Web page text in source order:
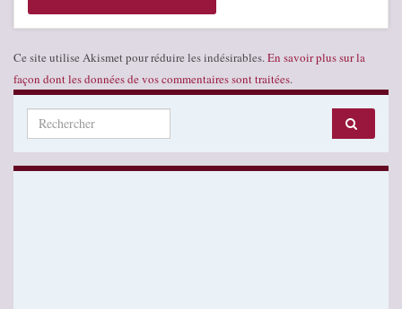
Ce site utilise Akismet pour réduire les indésirables. En savoir plus sur la
façon dont les données de vos commentaires sont traitées.
Search for: